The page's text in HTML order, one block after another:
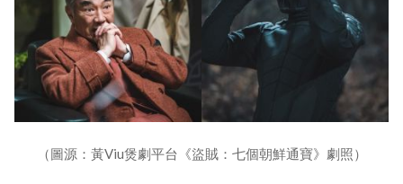
（圖源：黃Viu煲劇平台《盜賊：七個朝鮮通寶》劇照）